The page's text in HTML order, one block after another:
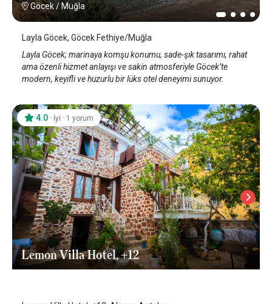
Göcek/ Muğla
Layla Göcek, Göcek Fethiye/Muğla
Layla Göcek; marinaya komşu konumu, sade-şık tasarımı, rahat
ama özenli hizmet anlayışı ve sakin atmosferiyle Göcek’te
modern, keyifli ve huzurlu bir lüks otel deneyimi sunuyor.
Lemon Villa Hotel, +12
4.0 · İyi · 1 yorum